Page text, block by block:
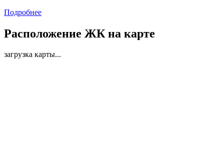
Подробнее
Расположение ЖК на карте
загрузка карты...